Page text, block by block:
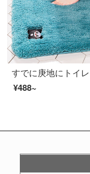
¥488~